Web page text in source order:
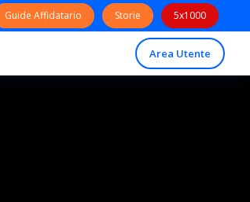
Guide Affidatario Storie 5x1000
Area Utente